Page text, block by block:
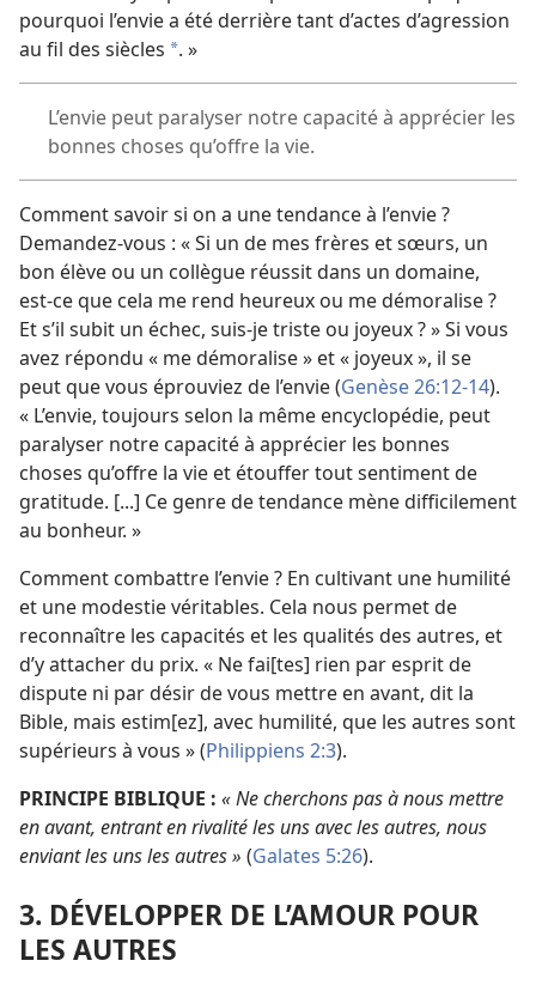
pourquoi l’envie a été derrière tant d’actes d’agression
au fil des siècles *. »
L’envie peut paralyser notre capacité à apprécier les
bonnes choses qu’offre la vie.
Comment savoir si on a une tendance à l’envie ?
Demandez-vous : « Si un de mes frères et sœurs, un
bon élève ou un collègue réussit dans un domaine,
est-ce que cela me rend heureux ou me démoralise ?
Et s’il subit un échec, suis-je triste ou joyeux ? » Si vous
avez répondu « me démoralise » et « joyeux », il se
peut que vous éprouviez de l’envie (Genèse 26:12-14).
« L’envie, toujours selon la même encyclopédie, peut
paralyser notre capacité à apprécier les bonnes
choses qu’offre la vie et étouffer tout sentiment de
gratitude. [...] Ce genre de tendance mène difficilement
au bonheur. »
Comment combattre l’envie ? En cultivant une humilité
et une modestie véritables. Cela nous permet de
reconnaître les capacités et les qualités des autres, et
d’y attacher du prix. « Ne fai[tes] rien par esprit de
dispute ni par désir de vous mettre en avant, dit la
Bible, mais estim[ez], avec humilité, que les autres sont
supérieurs à vous » (Philippiens 2:3).
PRINCIPE BIBLIQUE : « Ne cherchons pas à nous mettre
en avant, entrant en rivalité les uns avec les autres, nous
enviant les uns les autres » (Galates 5:26).
3. DÉVELOPPER DE L’AMOUR POUR
LES AUTRES